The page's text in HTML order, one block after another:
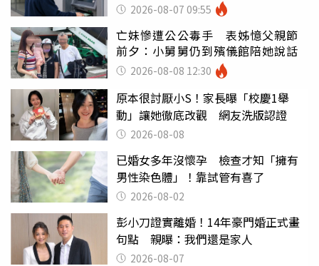
罪 2026-08-07 09:55
亡妹慘遭公公毒手 表姊憶父親節
前夕：小舅舅仍到殯儀館陪她說話
2026-08-08 12:30
原本很討厭小S！家長曝「校慶1舉
動」讓她徹底改觀 網友洗版認證
2026-08-08
已婚女多年沒懷孕 檢查才知「擁有
男性染色體」！靠試管有喜了
2026-08-02
彭小刀證實離婚！14年豪門婚正式畫
句點 親曝：我們還是家人
2026-08-07